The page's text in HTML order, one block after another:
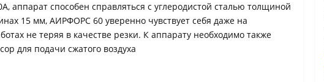
аппарат способен справляться с углеродистой сталью толщиной
15 мм, АИРФОРС 60 уверенно чувствует себя даже на
не теряя в качестве резки. К аппарату необходимо также
для подачи сжатого воздуха